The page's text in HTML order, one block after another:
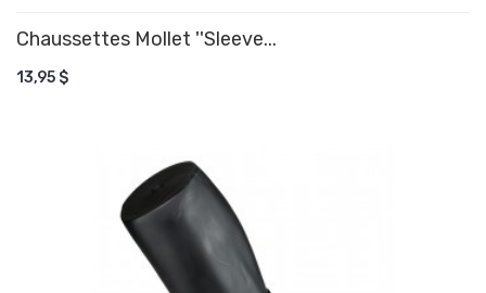
Chaussettes Mollet ''Sleeve...
13,95 $